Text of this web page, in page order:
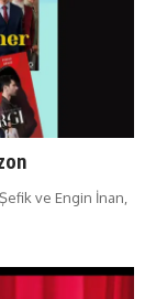
ve Engin İnan,